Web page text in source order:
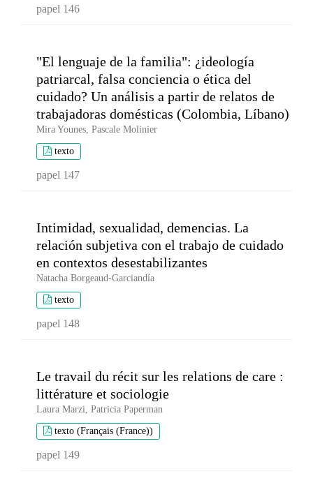
papel 146
"El lenguaje de la familia": ¿ideología
patriarcal, falsa conciencia o ética del
cuidado? Un análisis a partir de relatos de
trabajadoras domésticas (Colombia, Líbano)
Mira Younes, Pascale Molinier
texto
papel 147
Intimidad, sexualidad, demencias. La
relación subjetiva con el trabajo de cuidado
en contextos desestabilizantes
Natacha Borgeaud-Garciandía
texto
papel 148
Le travail du récit sur les relations de care :
littérature et sociologie
Laura Marzi, Patricia Paperman
texto (Français (France))
papel 149